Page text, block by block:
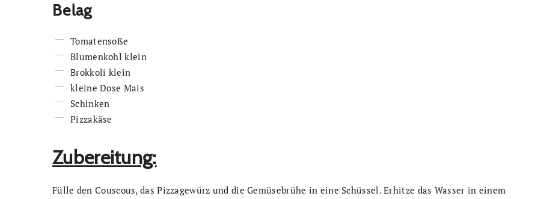
Belag
Tomatensoße
Blumenkohl klein
Brokkoli klein
kleine Dose Mais
Schinken
Pizzakäse
Zubereitung:
Fülle den Couscous, das Pizzagewürz und die Gemüsebrühe in eine Schüssel. Erhitze das Wasser in einem